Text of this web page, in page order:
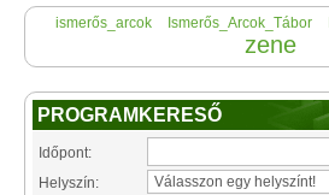
ismerős_arcok Ismerős_Arcok_Tábor
zene
PROGRAMKERESŐ
Időpont:
Helyszín: